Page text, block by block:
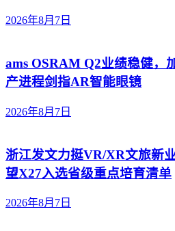
2026年8月7日
ams OSRAM Q2业绩稳健，
产进程剑指AR智能眼镜
2026年8月7日
浙江发文力挺VR/XR文旅新
望X27入选省级重点培育清单
2026年8月7日